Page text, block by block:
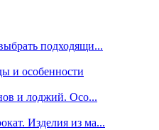
подходящи...
и особенности
и лоджий. Осо...
Изделия из ма...